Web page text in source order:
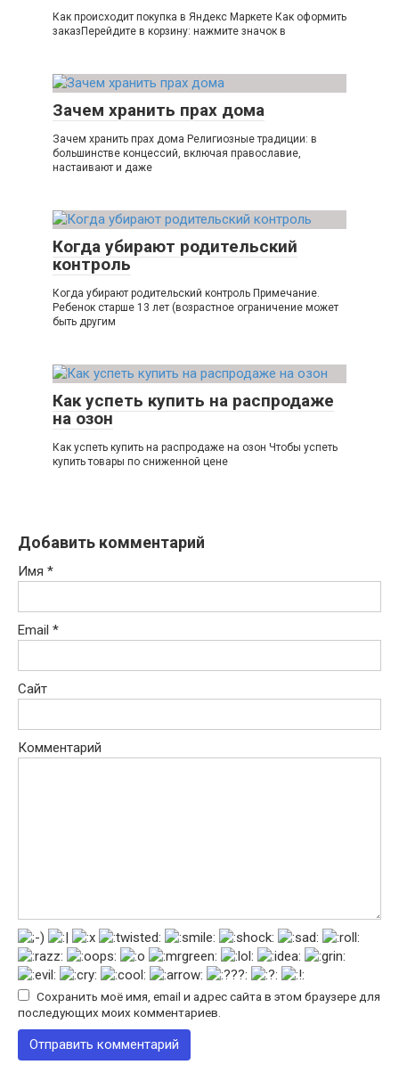
Как происходит покупка в Яндекс Маркете Как оформить
заказПерейдите в корзину: нажмите значок в
Зачем хранить прах дома
Зачем хранить прах дома Религиозные традиции: в
большинстве концессий, включая православие,
настаивают и даже
Когда убирают родительский
контроль
Когда убирают родительский контроль Примечание.
Ребенок старше 13 лет (возрастное ограничение может
быть другим
Как успеть купить на распродаже
на озон
Как успеть купить на распродаже на озон Чтобы успеть
купить товары по сниженной цене
Добавить комментарий
Имя *
Email *
Сайт
Комментарий
Сохранить моё имя, email и адрес сайта в этом браузере для
последующих моих комментариев.